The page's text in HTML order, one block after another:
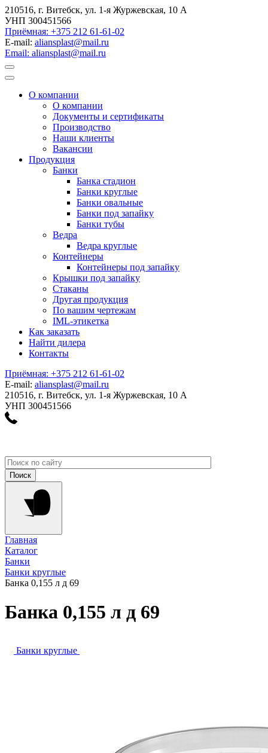
210516, г. Витебск, ул. 1-я Журжевская, 10 А
УНП 300451566
Приёмная: +375 212 61-61-02
E-mail: aliansplast@mail.ru
Email: aliansplast@mail.ru
О компании
О компании
Документы и сертификаты
Производство
Наши клиенты
Вакансии
Продукция
Банки
Банка стадион
Банки круглые
Банки овальные
Банки под запайку
Банки тубы
Ведра
Ведра круглые
Контейнеры
Контейнеры под запайку
Крышки под запайку
Стаканы
Другая продукция
По вашим чертежам
IML-этикетка
Как заказать
Найти дилера
Контакты
Приёмная: +375 212 61-61-02
E-mail: aliansplast@mail.ru
210516, г. Витебск, ул. 1-я Журжевская, 10 А
УНП 300451566
Главная
Каталог
Банки
Банки круглые
Банка 0,155 л д 69
Банка 0,155 л д 69
Банки круглые